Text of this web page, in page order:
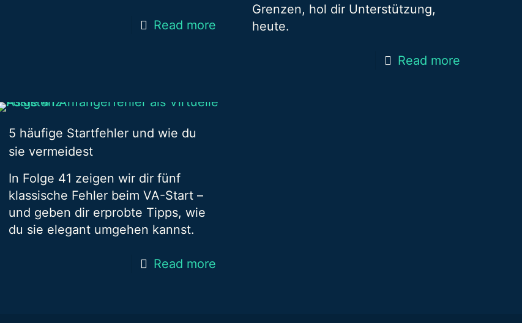
Read more
Grenzen, hol dir Unterstützung,
heute.
Read more
5 häufige Startfehler und wie du
sie vermeidest
In Folge 41 zeigen wir dir fünf
klassische Fehler beim VA-Start –
und geben dir erprobte Tipps, wie
du sie elegant umgehen kannst.
Read more